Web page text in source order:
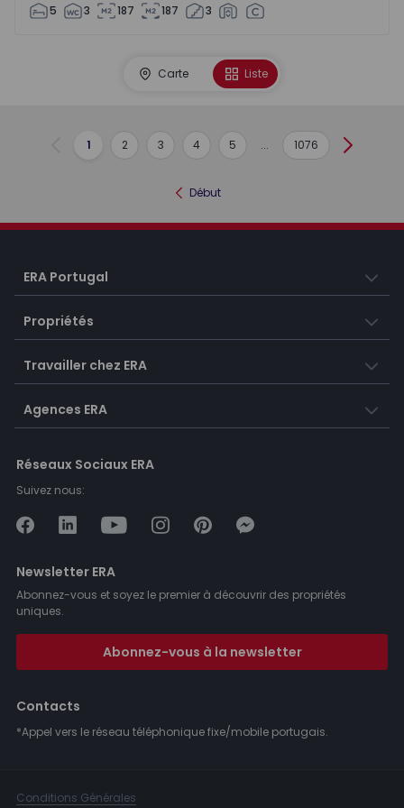
5 3 187 187 3
Carte Liste
Précédent
1 2 3 4 5 ... 1076 Suivant
Début
ERA Portugal
Propriétés
Travailler chez ERA
Agences ERA
Réseaux Sociaux ERA
Suivez nous:
Newsletter ERA
Abonnez-vous et soyez le premier à découvrir des propriétés
uniques.
Abonnez-vous à la newsletter
Contacts
*Appel vers le réseau téléphonique fixe/mobile portugais.
Conditions Générales